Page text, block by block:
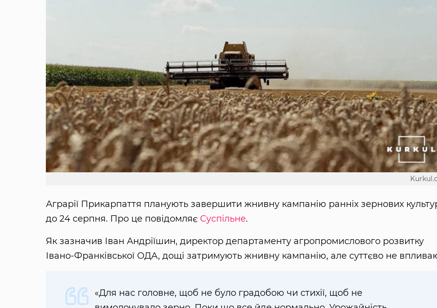
Аграрії Прикарпаття планують завершити жнивну кампанію ранніх зернових
до 24 серпня. Про це повідомляє Суспільне.
Як зазначив Іван Андріїшин, директор департаменту агропромислового розвитку
Івано-Франківської ОДА, дощі затримують жнивну кампанію, але суттєво не
«Для нас головне, щоб не було градобою чи стихії, щоб не